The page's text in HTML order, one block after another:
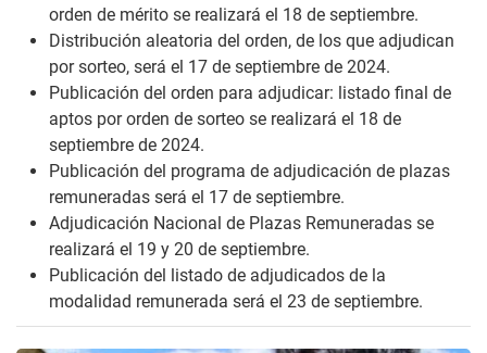
orden de mérito se realizará el 18 de septiembre.
Distribución aleatoria del orden, de los que adjudican
por sorteo, será el 17 de septiembre de 2024.
Publicación del orden para adjudicar: listado final de
aptos por orden de sorteo se realizará el 18 de
septiembre de 2024.
Publicación del programa de adjudicación de plazas
remuneradas será el 17 de septiembre.
Adjudicación Nacional de Plazas Remuneradas se
realizará el 19 y 20 de septiembre.
Publicación del listado de adjudicados de la
modalidad remunerada será el 23 de septiembre.